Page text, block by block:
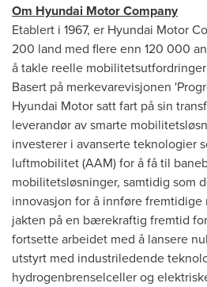
Om Hyundai Motor Company
Etablert i 1967, er Hyundai Motor
200 land med flere enn 120 000
å takle reelle
Basert på merkevarevisjonen
Hyundai Motor satt fart på sin
leverandør av smarte
investerer i avanserte teknologier
luftmobilitet (AAM) for å få til
mobilitetsløsninger, samtidig som
innovasjon for å innføre
jakten på en bærekraftig fremtid
fortsette arbeidet med å lansere
utstyrt med industriledende
hydrogenbrenselceller og